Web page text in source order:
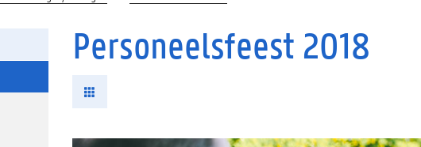
Personeelsfeest 2018